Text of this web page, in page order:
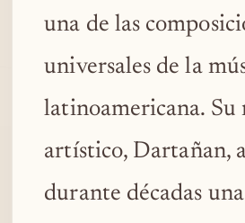
una de las
universales de la
latinoamericana. Su
artístico, Dartañan,
durante décadas